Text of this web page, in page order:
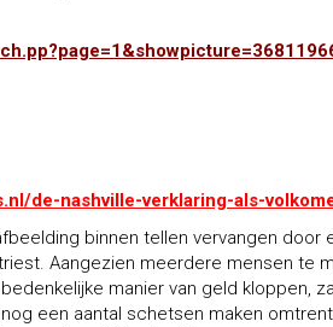
de-nashville-verklaring-als-
binnen tellen vervangen door
Aangezien meerdere mensen te
manier van geld kloppen,
een aantal schetsen maken